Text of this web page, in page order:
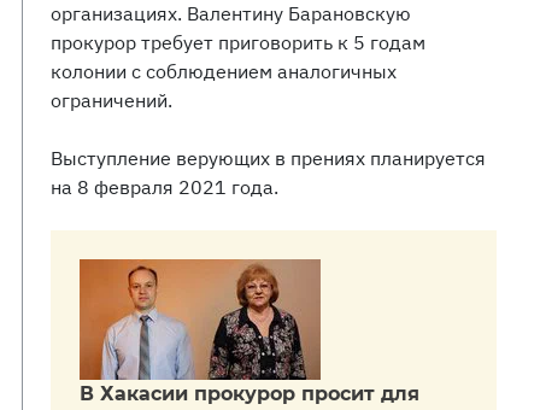
организациях. Валентину Барановскую
прокурор требует приговорить к 5 годам
колонии с соблюдением аналогичных
ограничений.
Выступление верующих в прениях планируется
на 8 февраля 2021 года.
В Хакасии прокурор просит для